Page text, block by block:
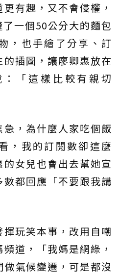
有趣，又不會侵權，
一個50公分大的麵包
，也手繪了分享、訂
插圖，讓廖卿惠放在
「這樣比較有親切
急，為什麼人家吃個飯
，我的訂閱數卻這麼
女兒也會出去幫她宣
都回應「不要跟我講
玩笑本事，改用自嘲
道，「我媽是網綠，
氣候變遷，可是都沒